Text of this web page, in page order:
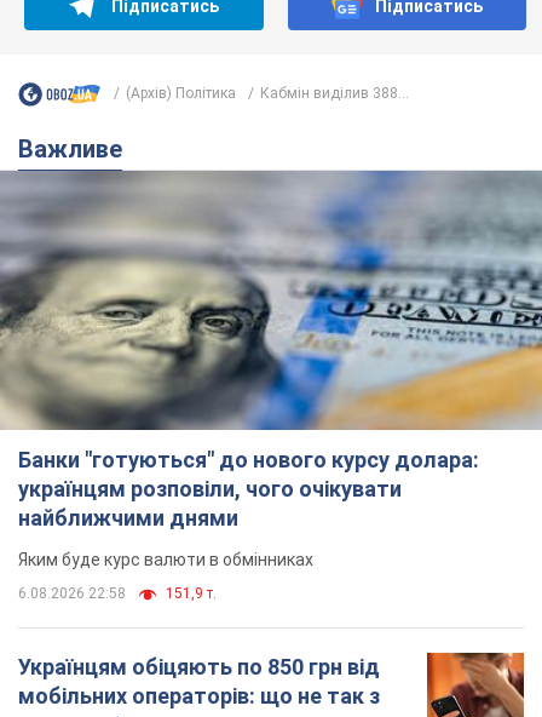
Банки "готуються" до нового курсу долара:
українцям розповіли, чого очікувати
найближчими днями
Яким буде курс валюти в обмінниках
6.08.2026 22:58 151,9 т.
Українцям обіцяють по 850 грн від
мобільних операторів: що не так з
цими повідомленнями
Як не потрапити в пастку шахраїв
6.08.2026 21:02 16,6 т.
Найдорожчий футболіст "Динамо"
забив "Карабаху" вже на 10-й хвилині
матчу. Відео